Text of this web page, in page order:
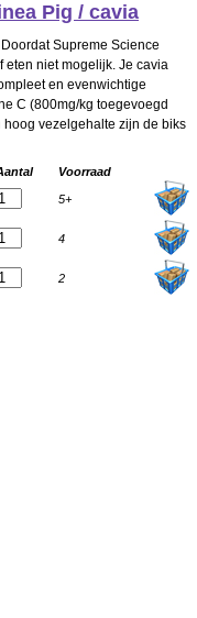
Pig / cavia
Supreme Science
eten niet mogelijk. Je cavia
en evenwichtige
C (800mg/kg toegevoegd
vezelgehalte zijn de biks
Voorraad
5+
4
2